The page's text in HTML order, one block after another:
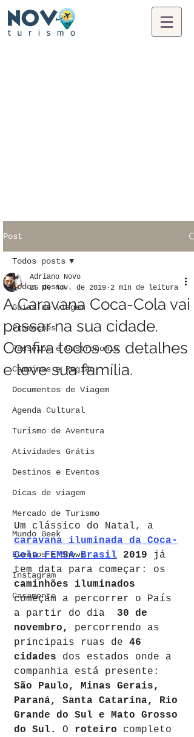
Post
Todos posts
Guias de viagem
Promoções
Passeios e Gastronomia
Campinas e Região
Documentos de Viagem
Agenda Cultural
Turismo de Aventura
Atividades Grátis
Destinos e Eventos
Dicas de viagem
Mercado de Turismo
Mundo Geek
Eventos e Shows
Instagram
Casamento
Todos posts
A Caravana Coca-Cola vai
passar na sua cidade.
Confira todos os detalhes
e leve sua família.
Adriano Novo
25 de nov. de 2019 2 min de leitura
Um clássico do Natal, a
caravana iluminada da Coca-
Cola FEMSA Brasil 2019 já
tem data para começar: os
caminhões iluminados
começam a percorrer o País
a partir do dia 30 de
novembro,
percorrendo as
principais ruas de 46
cidades dos estados onde a
companhia está presente:
São Paulo, Minas Gerais,
Paraná, Santa Catarina, Rio
Grande do Sul e Mato Grosso
do Sul.
O roteiro completo